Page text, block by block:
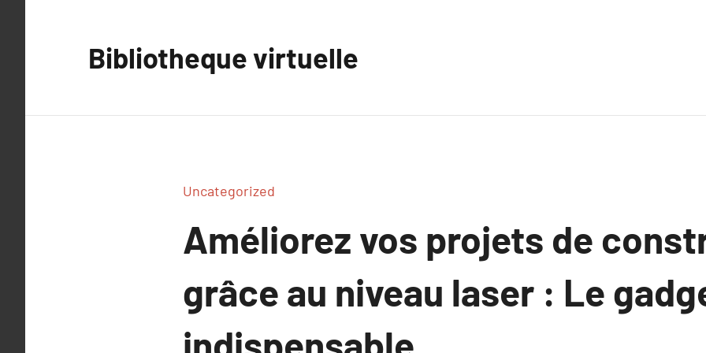
Bibliotheque virtuelle
Uncategorized
Améliorez vos projets de
grâce au niveau laser : Le